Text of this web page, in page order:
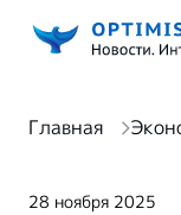
Главная
28 ноября 2025